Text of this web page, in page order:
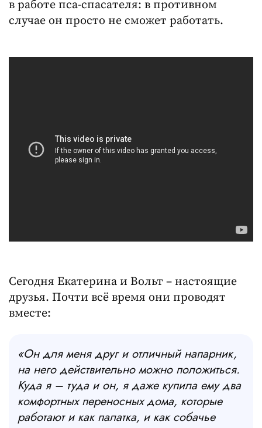
в работе пса-спасателя: в противном
случае он просто не сможет работать.
Сегодня Екатерина и Вольт – настоящие
друзья. Почти всё время они проводят
вместе:
«Он для меня друг и отличный напарник,
на него действительно можно положиться.
Куда я – туда и он, я даже купила ему два
комфортных переносных дома, которые
работают и как палатка, и как собачье